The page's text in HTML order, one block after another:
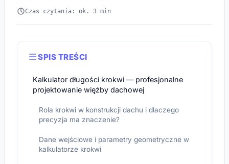
Czas czytania: ok. 3 min
SPIS TREŚCI
Kalkulator długości krokwi — profesjonalne
projektowanie więźby dachowej
Rola krokwi w konstrukcji dachu i dlaczego
precyzja ma znaczenie?
Dane wejściowe i parametry geometryczne w
kalkulatorze krokwi